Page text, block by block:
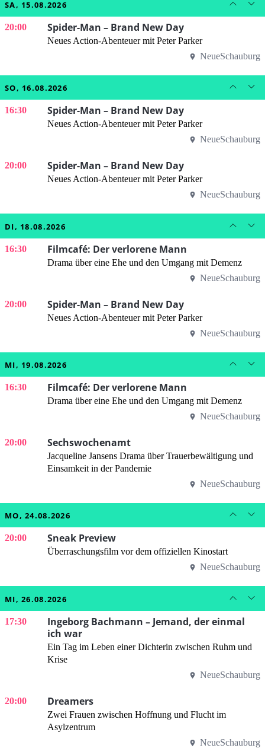
SA, 15.08.2026
20:00 Spider-Man – Brand New Day
Neues Action-Abenteuer mit Peter Parker
NeueSchauburg
SO, 16.08.2026
16:30 Spider-Man – Brand New Day
Neues Action-Abenteuer mit Peter Parker
NeueSchauburg
20:00 Spider-Man – Brand New Day
Neues Action-Abenteuer mit Peter Parker
NeueSchauburg
DI, 18.08.2026
16:30 Filmcafé: Der verlorene Mann
Drama über eine Ehe und den Umgang mit Demenz
NeueSchauburg
20:00 Spider-Man – Brand New Day
Neues Action-Abenteuer mit Peter Parker
NeueSchauburg
MI, 19.08.2026
16:30 Filmcafé: Der verlorene Mann
Drama über eine Ehe und den Umgang mit Demenz
NeueSchauburg
20:00 Sechswochenamt
Jacqueline Jansens Drama über Trauerbewältigung und
Einsamkeit in der Pandemie
NeueSchauburg
MO, 24.08.2026
20:00 Sneak Preview
Überraschungsfilm vor dem offiziellen Kinostart
NeueSchauburg
MI, 26.08.2026
17:30
Ingeborg Bachmann – Jemand, der einmal
ich war
Ein Tag im Leben einer Dichterin zwischen Ruhm und
Krise
NeueSchauburg
20:00 Dreamers
Zwei Frauen zwischen Hoffnung und Flucht im
Asylzentrum
NeueSchauburg